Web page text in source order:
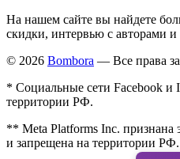
На нашем сайте вы найдете
скидки, интервью с авторами
© 2026 Bombora — Все права
* Социальные сети Facebook и
территории РФ.
** Meta Platforms Inc. признана
и запрещена на территории РФ.